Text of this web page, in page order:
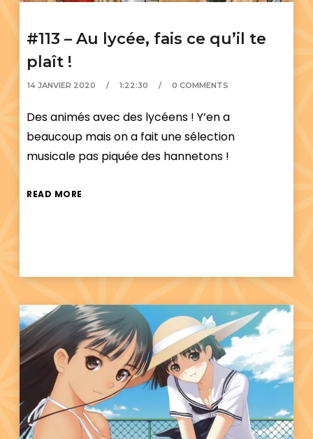
#113 – Au lycée, fais ce qu’il te
plaît !
14 JANVIER 2020 1:22:30 0 COMMENTS
Des animés avec des lycéens ! Y’en a
beaucoup mais on a fait une sélection
musicale pas piquée des hannetons !
READ MORE